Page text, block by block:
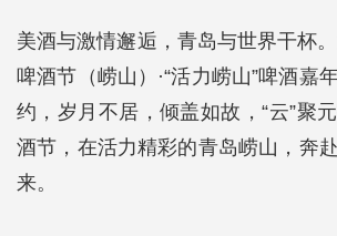
美酒与激情邂逅，青岛与世界干杯
啤酒节（崂山）·“活力崂山”啤酒嘉
约，岁月不居，倾盖如故，“云”聚
酒节，在活力精彩的青岛崂山，奔
来。